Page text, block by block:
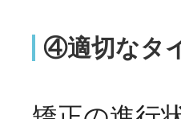
④適切なタ